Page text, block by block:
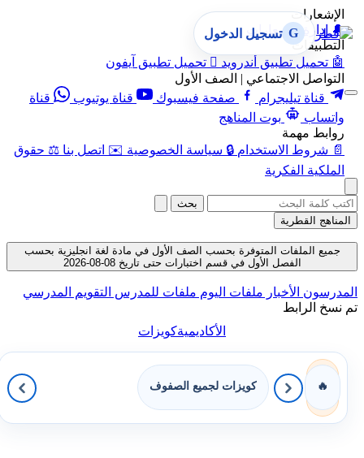
الإشعارات
🔔 إدارة الإشعارات
التطبيقات
🤖 تحميل تطبيق أندرويد  تحميل تطبيق آيفون
التواصل الاجتماعي | الصف الأول
قناة تيليجرام
صفحة فيسبوك قناة يوتيوب
قناة
واتساب
بوت المناهج
روابط مهمة
📄 شروط الاستخدام 🔒 سياسة الخصوصية ✉️ اتصل بنا ⚖️ حقوق
الملكية الفكرية
G تسجيل الدخول
بحث
المناهج القطرية
جميع الملفات المتوفرة بحسب الصف الأول في مادة لغة انجليزية بحسب
الفصل الأول في قسم اختبارات حتى تاريخ 08-08-2026
المدرسون الأخبار ملفات اليوم ملفات للمدرس التقويم المدرسي
تم نسخ الرابط
الأكاديميةكويزات
🔥 كويزات لجميع الصفوف